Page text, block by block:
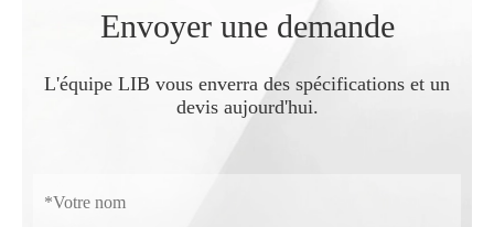
Envoyer une demande
L'équipe LIB vous enverra des spécifications et un
devis aujourd'hui.